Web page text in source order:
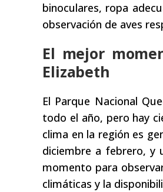
binoculares, ropa
observación de aves
El mejor
Elizabeth
El Parque Nacional
todo el año, pero hay
clima en la región es
diciembre a febrero, y
momento para
climáticas y la